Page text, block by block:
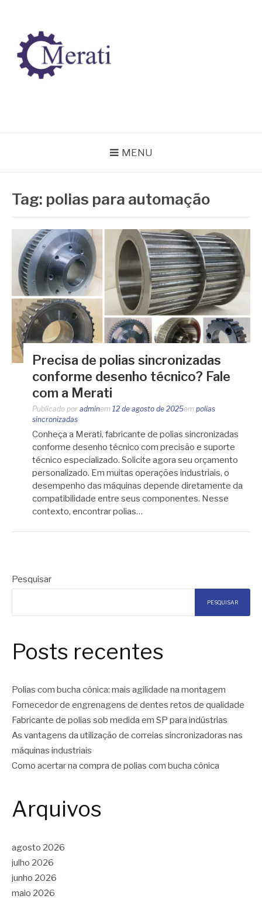
conteúdo
MENU
Tag: polias para automação
Precisa de polias sincronizadas
conforme desenho técnico? Fale
com a Merati
Publicado por adminem 12 de agosto de 2025em polias
sincronizadas
Conheça a Merati, fabricante de polias sincronizadas
conforme desenho técnico com precisão e suporte
técnico especializado. Solicite agora seu orçamento
personalizado. Em muitas operações industriais, o
desempenho das máquinas depende diretamente da
compatibilidade entre seus componentes. Nesse
contexto, encontrar polias…
Pesquisar
PESQUISAR
Posts recentes
Polias com bucha cônica: mais agilidade na montagem
Fornecedor de engrenagens de dentes retos de qualidade
Fabricante de polias sob medida em SP para indústrias
As vantagens da utilização de correias sincronizadoras nas
máquinas industriais
Como acertar na compra de polias com bucha cônica
Arquivos
agosto 2026
julho 2026
junho 2026
maio 2026